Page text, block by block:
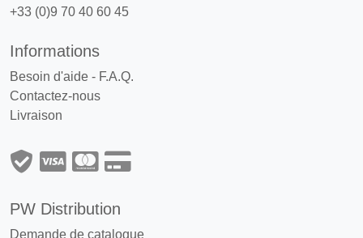
+33 (0)9 70 40 60 45
Informations
Besoin d'aide - F.A.Q.
Contactez-nous
Livraison
PW Distribution
Demande de catalogue